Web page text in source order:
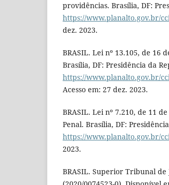
providências. Brasília, DF:
https://www.planalto.gov.br/
dez. 2023.
BRASIL. Lei nº 13.105, de 16
Brasília, DF: Presidência da
https://www.planalto.gov.br/
Acesso em: 27 dez. 2023.
BRASIL. Lei nº 7.210, de 11
Penal. Brasília, DF:
https://www.planalto.gov.br/
2023.
BRASIL. Superior Tribunal de